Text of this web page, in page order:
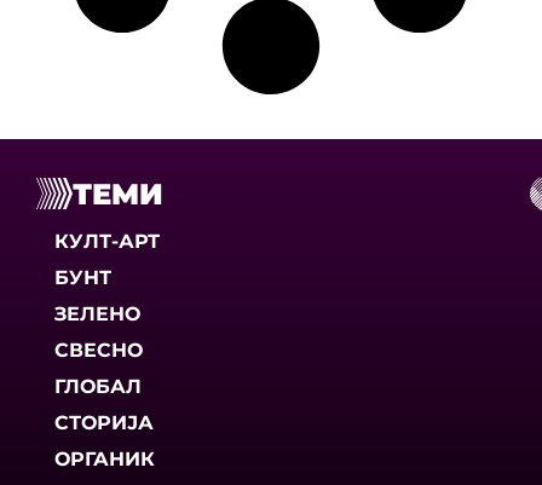
ТЕМИ
КУЛТ-АРТ
БУНТ
ЗЕЛЕНО
СВЕСНО
ГЛОБАЛ
СТОРИЈА
ОРГАНИК